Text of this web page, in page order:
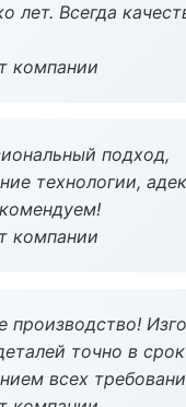
лет. Всегда
компании
подход,
технологии,
компании
производство!
точно в
всех